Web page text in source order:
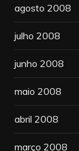
agosto 2008
julho 2008
junho 2008
maio 2008
abril 2008
março 2008